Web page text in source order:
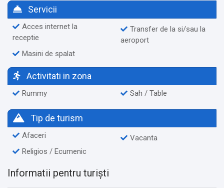
Servicii
Acces internet la
receptie
Masini de spalat
Transfer de la si/sau la
aeroport
Activitati in zona
Rummy Sah / Table
Tip de turism
Afaceri
Religios / Ecumenic
Vacanta
Informatii pentru turiști